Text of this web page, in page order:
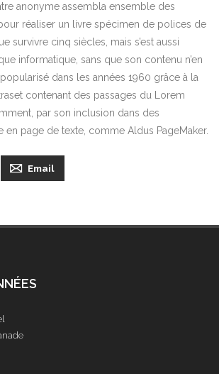
anonyme assembla ensemble des
réaliser un livre spécimen de polices de
survivre cinq siècles, mais s’est aussi
informatique, sans que son contenu n’en
dans les années 1960 grâce à la
contenant des passages du Lorem
par son inclusion dans des
en page de texte, comme Aldus PageMaker.
Email